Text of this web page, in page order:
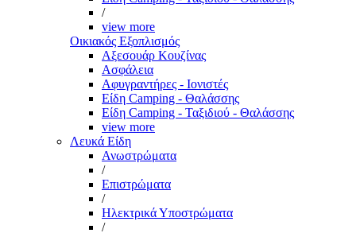
/
view more
Οικιακός Εξοπλισμός
Αξεσουάρ Κουζίνας
Ασφάλεια
Αφυγραντήρες - Ιονιστές
Είδη Camping - Θαλάσσης
Είδη Camping - Ταξιδιού - Θαλάσσης
view more
Λευκά Είδη
Ανωστρώματα
/
Επιστρώματα
/
Ηλεκτρικά Υποστρώματα
/